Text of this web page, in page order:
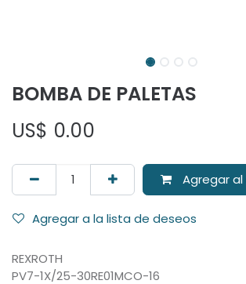
BOMBA DE PALETAS
US$ 0.00
Agregar
Agregar a la lista de deseos
REXROTH
PV7-1X/25-30RE01MCO-16